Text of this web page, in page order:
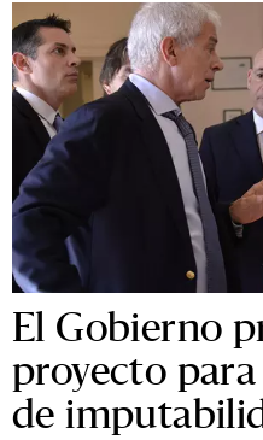
El Gobierno
proyecto
de